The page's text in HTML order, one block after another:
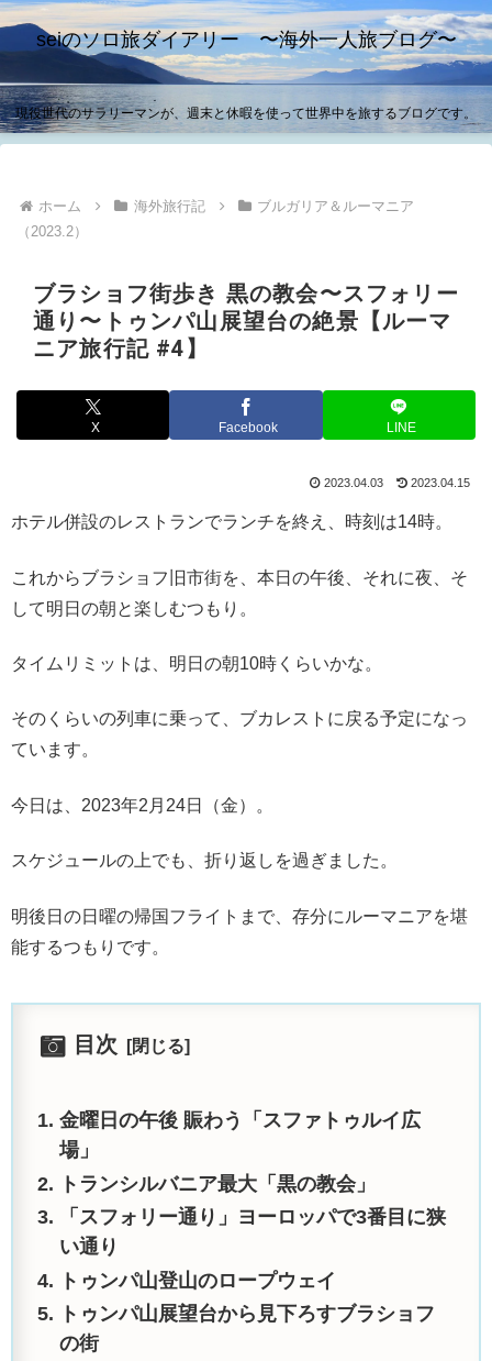
seiのソロ旅ダイアリー 〜海外一人旅ブログ〜
現役世代のサラリーマンが、週末と休暇を使って世界中を旅するブログです。
ホーム 海外旅行記
ブルガリア＆ルーマニア
（2023.2）
ブラショフ街歩き 黒の教会〜スフォリー
通り〜トゥンパ山展望台の絶景【ルーマ
ニア旅行記 #4】
X Facebook LINE
2023.04.03 2023.04.15
ホテル併設のレストランでランチを終え、時刻は14時。
これからブラショフ旧市街を、本日の午後、それに夜、そ
して明日の朝と楽しむつもり。
タイムリミットは、明日の朝10時くらいかな。
そのくらいの列車に乗って、ブカレストに戻る予定になっ
ています。
今日は、2023年2月24日（金）。
スケジュールの上でも、折り返しを過ぎました。
明後日の日曜の帰国フライトまで、存分にルーマニアを堪
能するつもりです。
目次
金曜日の午後 賑わう「スファトゥルイ広
場」
トランシルバニア最大「黒の教会」
「スフォリー通り」ヨーロッパで3番目に狭
い通り
トゥンパ山登山のロープウェイ
トゥンパ山展望台から見下ろすブラショフ
の街